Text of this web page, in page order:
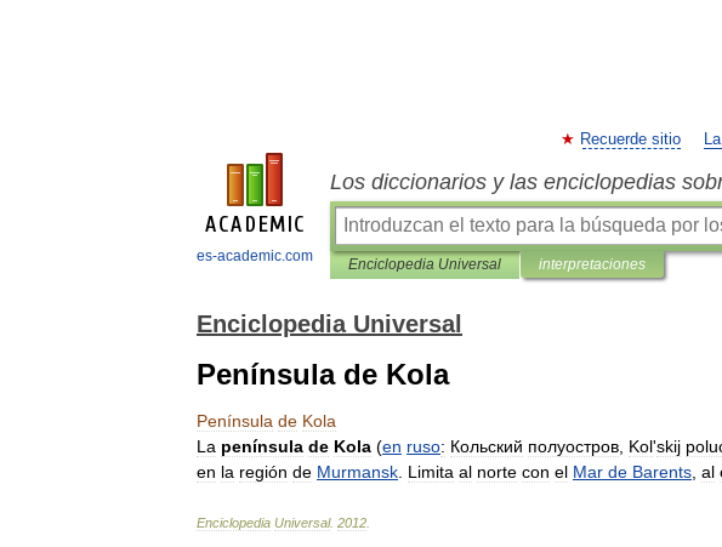
es-academic.com
Recuerde sitio
Los diccionarios y las enciclopedias
Enciclopedia Universal interpretaciones
Enciclopedia Universal
Península de Kola
Península de Kola
La península de Kola (en ruso: Кольский полуостров Kol'skij
en la región de Murmansk Limita al norte con el Mar de Barents al
Enciclopedia Universal. 2012